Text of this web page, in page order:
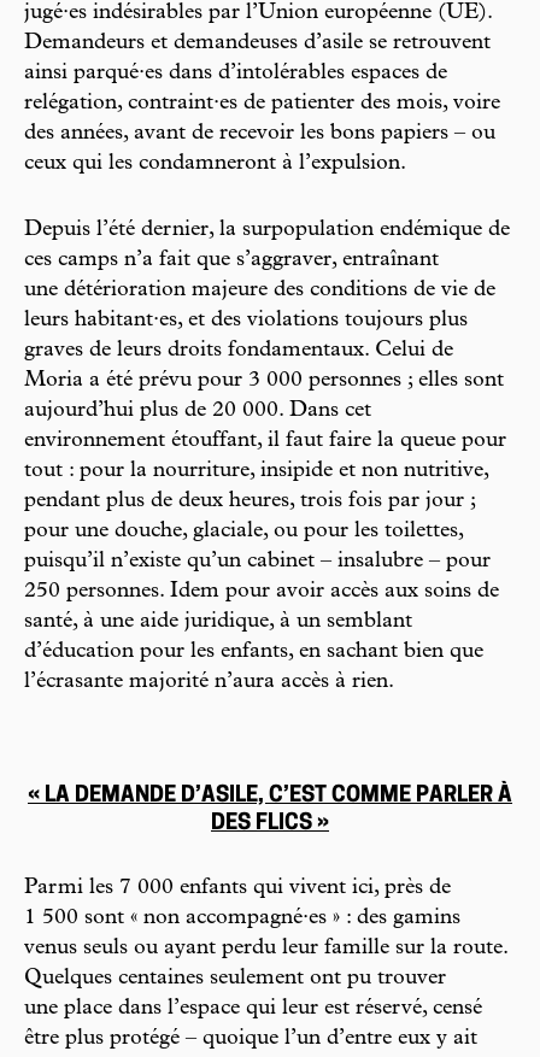
jugé·es indésirables par l’Union européenne (UE).
Demandeurs et demandeuses d’asile se retrouvent
ainsi parqué·es dans d’intolérables espaces de
relégation, contraint·es de patienter des mois, voire
des années, avant de recevoir les bons papiers – ou
ceux qui les condamneront à l’expulsion.
Depuis l’été dernier, la surpopulation endémique de
ces camps n’a fait que s’aggraver, entraînant
une détérioration majeure des conditions de vie de
leurs habitant·es, et des violations toujours plus
graves de leurs droits fondamentaux. Celui de
Moria a été prévu pour 3 000 personnes ; elles sont
aujourd’hui plus de 20 000. Dans cet
environnement étouffant, il faut faire la queue pour
tout : pour la nourriture, insipide et non nutritive,
pendant plus de deux heures, trois fois par jour ;
pour une douche, glaciale, ou pour les toilettes,
puisqu’il n’existe qu’un cabinet – insalubre – pour
250 personnes. Idem pour avoir accès aux soins de
santé, à une aide juridique, à un semblant
d’éducation pour les enfants, en sachant bien que
l’écrasante majorité n’aura accès à rien.
« LA DEMANDE D’ASILE, C’EST COMME PARLER À
DES FLICS »
Parmi les 7 000 enfants qui vivent ici, près de
1 500 sont « non accompagné·es » : des gamins
venus seuls ou ayant perdu leur famille sur la route.
Quelques centaines seulement ont pu trouver
une place dans l’espace qui leur est réservé, censé
être plus protégé – quoique l’un d’entre eux y ait